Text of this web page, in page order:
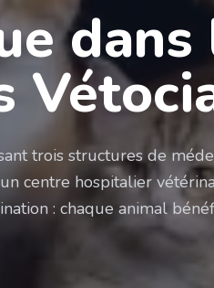
dans
trois structures de
centre hospitalier
: chaque animal